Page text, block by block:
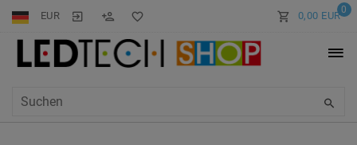
EUR 0
0,00 EUR